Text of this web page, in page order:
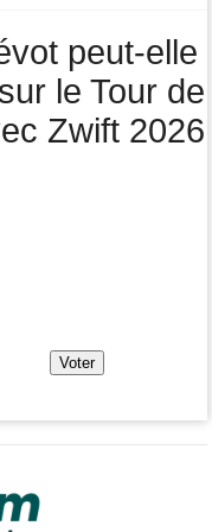
commandes dupeut-elle
le Tour de
Zwift 2026